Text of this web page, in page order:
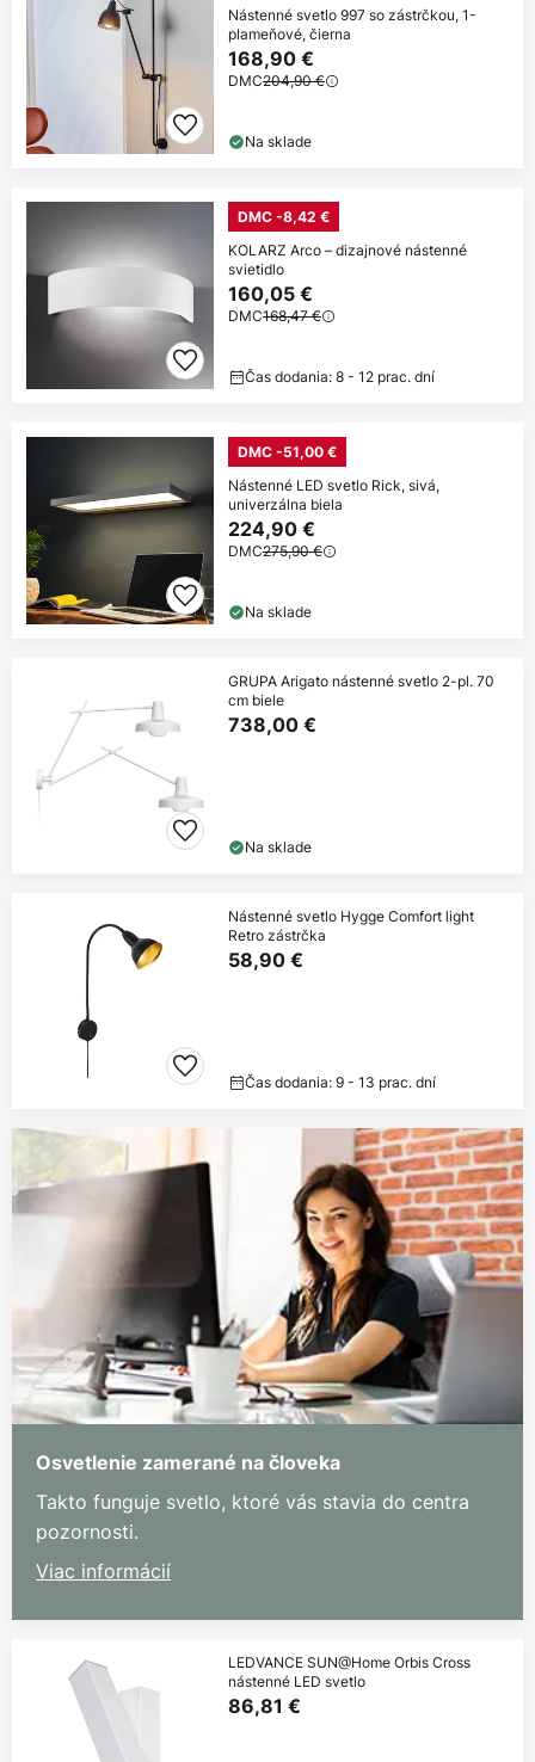
Nástenné svetlo 997 so zástrčkou, 1-
plameňové, čierna
168,90 €
DMC204,90 €
Na sklade
DMC -8,42 €
KOLARZ Arco – dizajnové nástenné
svietidlo
160,05 €
DMC168,47 €
Čas dodania: 8 - 12 prac. dní
DMC -51,00 €
Nástenné LED svetlo Rick, sivá,
univerzálna biela
224,90 €
DMC275,90 €
Na sklade
GRUPA Arigato nástenné svetlo 2-pl. 70
cm biele
738,00 €
Na sklade
Nástenné svetlo Hygge Comfort light
Retro zástrčka
58,90 €
Čas dodania: 9 - 13 prac. dní
Osvetlenie zamerané na človeka
Takto funguje svetlo, ktoré vás stavia do centra
pozornosti.
Viac informácií
LEDVANCE SUN@Home Orbis Cross
nástenné LED svetlo
86,81 €